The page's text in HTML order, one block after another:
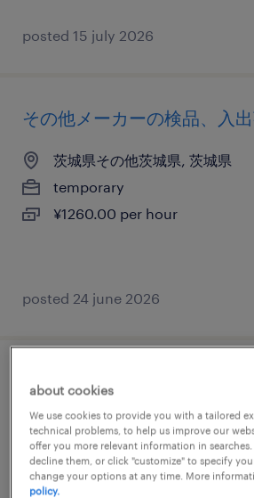
posted 15 july 2026
その他メーカーの検品、入
茨城県その他茨城県, 茨城県
temporary
¥1260.00 per hour
posted 24 june 2026
その他メーカーのマシンオペ
茨城県その他茨城県, 茨城県
temporary
¥1400.00 per hour
about cookies
We use cookies to provide you with a tailored
technical problems, to help us improve our
offer you more relevant information in
decline them, or click "customize" to specify
change your options at any time. More
policy.